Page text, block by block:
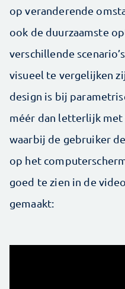
op veranderende
ook de duurzaamste
verschillende
visueel te vergelijken
design is bij
méér dan letterlijk met
waarbij de gebruiker
op het
goed te zien in de
gemaakt: